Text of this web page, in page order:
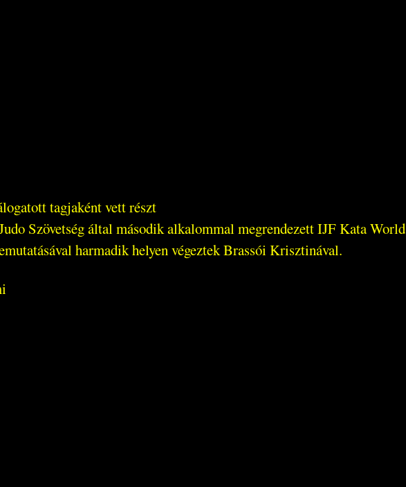
tagjaként vett részt
Szövetség által második alkalommal megrendezett IJF Kata
harmadik helyen végeztek Brassói Krisztinával.